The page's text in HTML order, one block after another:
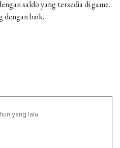
saldo yang tersedia di game.
dengan baik.
yang lalu